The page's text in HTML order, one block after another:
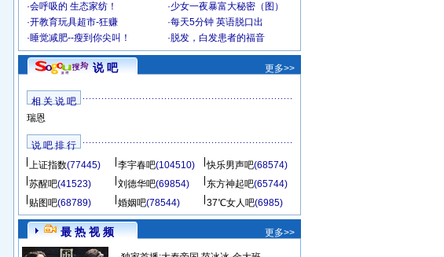
·会呼吸的 生态家纺！ ·少女一夜暴富大秘密（图）
·开教育玩具超市-狂赚 ·每天5分钟 英语脱口出
·睡觉减肥--瘦到你尖叫！ · 脱发，白发患者的福音
说 吧 更多>>
相 关 说 吧
瑞恩
说 吧 排 行
上证指数(77445) 李宇春吧(104510) 快乐男声吧(68574)
苏醒吧(41523) 刘德华吧(69854) 东方神起吧(65744)
贴图吧(68789) 婚姻吧(78544) 37℃女人吧(6985)
最 热 视 频 更多>>